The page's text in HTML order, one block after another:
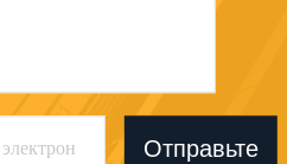
Отправьте